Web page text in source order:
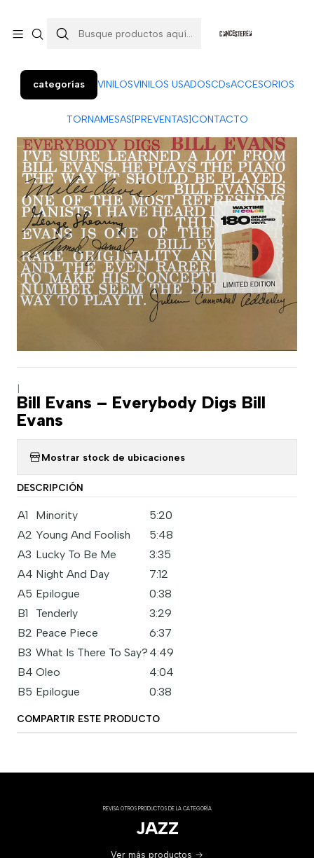
categorías VINILOSVINILOS USADOSCDsACCESORIOS
TORNAMESAS[PREVENTAS]CONTACTO
Bill Evans – Everybody Digs Bill
Evans
Mostrar stock de ubicaciones
DESCRIPCIÓN
A1 Minority
5:20
A2 Young And Foolish
5:48
A3 Lucky To Be Me
3:35
A4 Night And Day
7:12
A5 Epilogue
0:38
B1
Tenderly
3:29
B2 Peace Piece
6:37
B3 What Is There To Say? 4:49
B4 Oleo
4:04
B5 Epilogue 0:38
COMPARTIR ESTE PRODUCTO
REVISA OTROS PRODUCTOS DE LA CATEGORÍA
JAZZ
Ver más productos